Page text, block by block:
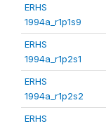
ERHS
1994a_r1p1s9
ERHS
1994a_r1p2s1
ERHS
1994a_r1p2s2
ERHS